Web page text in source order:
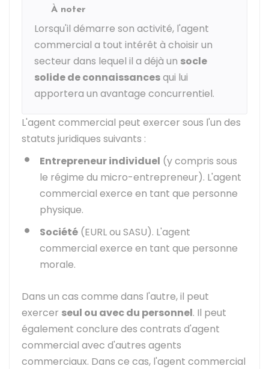
À noter
Lorsqu'il démarre son activité, l'agent
commercial a tout intérêt à choisir un
secteur dans lequel il a déjà un socle
solide de connaissancesqui lui
apportera un avantage concurrentiel.
L'agent commercial peut exercer sous l'un des
statuts juridiques suivants :
Entrepreneur individuel (y compris sous
le régime du micro-entrepreneur). L'agent
commercial exerce en tant que personne
physique.
Société (EURL ou SASU). L'agent
commercial exerce en tant que personne
morale.
Dans un cas comme dans l'autre, il peut
exercer seul ou avec du personnel. Il peut
également conclure des contrats d'agent
commercial avec d'autres agents
commerciaux. Dans ce cas, l'agent commercial